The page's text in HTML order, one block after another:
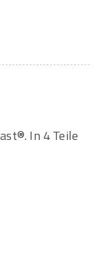
In 4 Teile